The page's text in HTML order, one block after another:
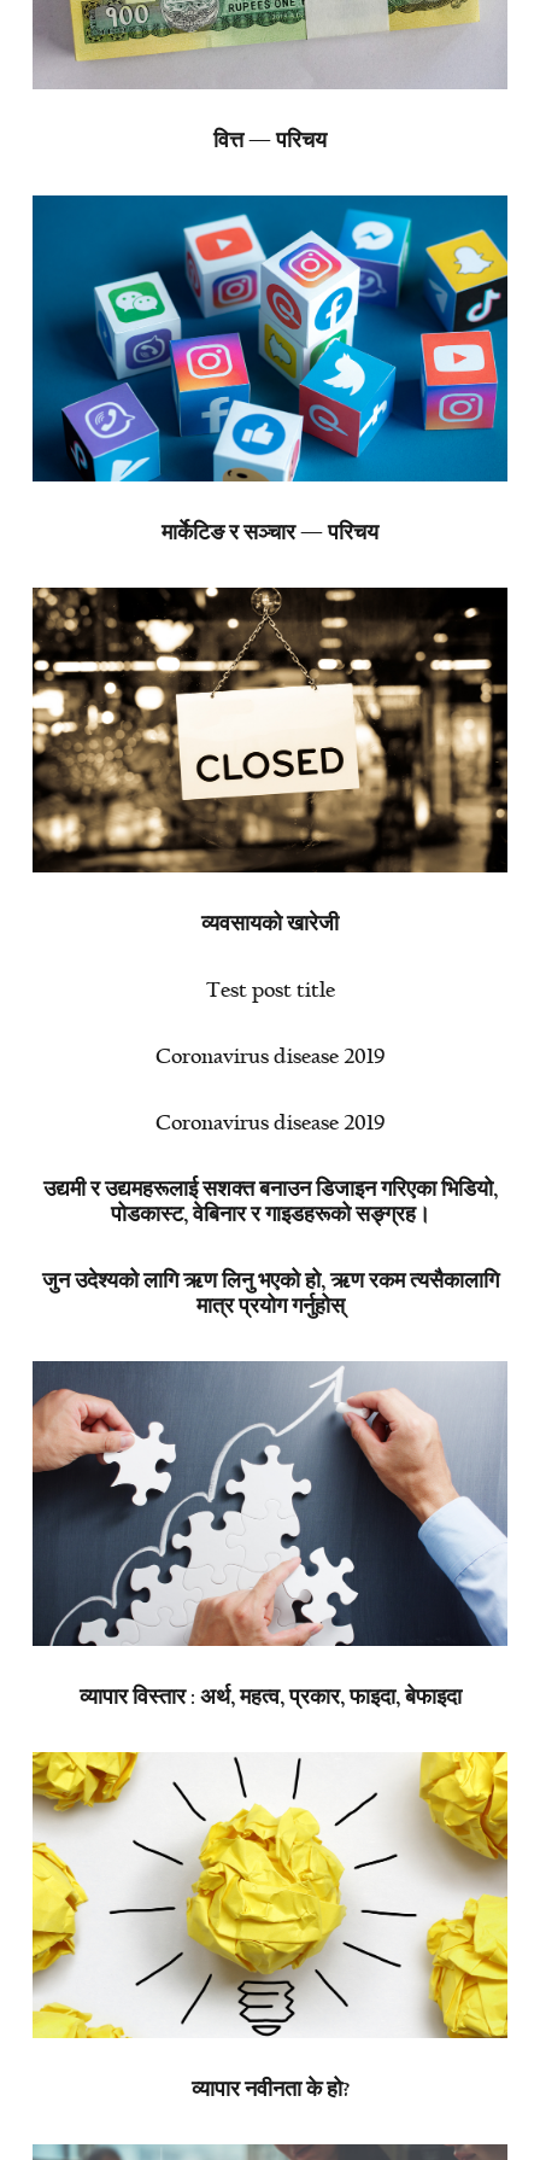
वित्त — परिचय
मार्केटिङ र सञ्चार — परिचय
व्यवसायको खारेजी
Test post title
Coronavirus disease 2019
Coronavirus disease 2019
उद्यमी र उद्यमहरूलाई सशक्त बनाउन डिजाइन गरिएका भिडियो,
पोडकास्ट, वेबिनार र गाइडहरूको सङ्ग्रह।
जुन उदेश्यको लागि ऋण लिनु भएको हो, ऋण रकम त्यसैकालागि
मात्र प्रयोग गर्नुहोस्
व्यापार विस्तार : अर्थ, महत्व, प्रकार, फाइदा, बेफाइदा
व्यापार नवीनता के हो?